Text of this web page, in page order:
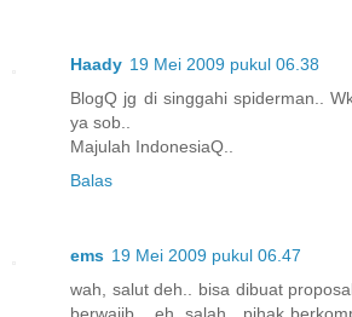
Haady 19 Mei 2009 pukul 06.38
BlogQ jg di singgahi spiderman..
ya sob..
Majulah IndonesiaQ..
Balas
ems 19 Mei 2009 pukul 06.47
wah, salut deh.. bisa dibuat
berwajib... eh, salah , pihak